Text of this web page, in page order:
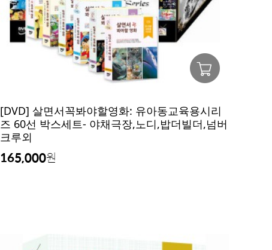
[DVD] 살면서꼭봐야할영화: 유아동교육용시리
즈 60선 박스세트- 야채극장,노디,밥더빌더,넘버
크루외
165,000원